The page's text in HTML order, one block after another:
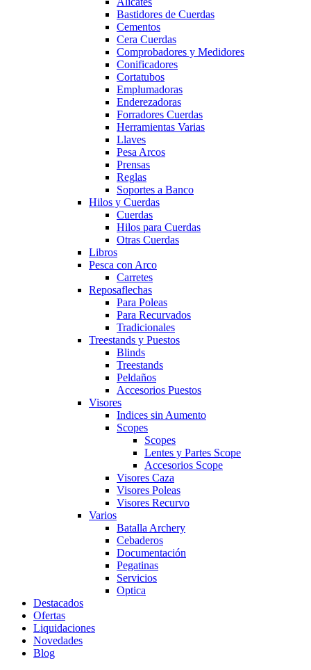
Bastidores de Cuerdas
Cementos
Cera Cuerdas
Comprobadores y Medidores
Conificadores
Cortatubos
Emplumadoras
Enderezadoras
Forradores Cuerdas
Herramientas Varias
Llaves
Pesa Arcos
Prensas
Reglas
Soportes a Banco
Hilos y Cuerdas
Cuerdas
Hilos para Cuerdas
Otras Cuerdas
Libros
Pesca con Arco
Carretes
Reposaflechas
Para Poleas
Para Recurvados
Tradicionales
Treestands y Puestos
Blinds
Treestands
Peldaños
Accesorios Puestos
Visores
Indices sin Aumento
Scopes
Scopes
Lentes y Partes Scope
Accesorios Scope
Visores Caza
Visores Poleas
Visores Recurvo
Varios
Batalla Archery
Cebaderos
Documentación
Pegatinas
Servicios
Optica
Destacados
Ofertas
Liquidaciones
Novedades
Blog